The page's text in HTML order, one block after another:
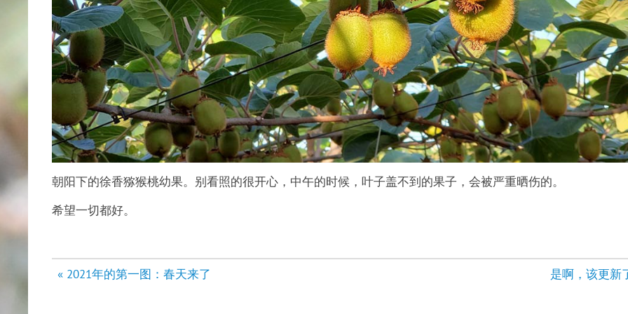
朝阳下的徐香猕猴桃幼果。别看照的很开心，中午的时候，叶子盖不到的果子，会被严重晒伤的。
希望一切都好。
文
« 2021年的第一图：春天来了 是啊，该更新